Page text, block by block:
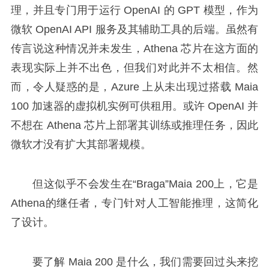
理，并且专门用于运行 OpenAI 的 GPT 模型，作为
微软 OpenAI API 服务及其辅助工具的后端。虽然有
传言说这种情况并未发生，Athena 芯片在这方面的
表现实际上并不出色，但我们对此并不太相信。然
而，令人疑惑的是，Azure 上从未出现过搭载 Maia
100 加速器的虚拟机实例可供租用。或许 OpenAI 并
不想在 Athena 芯片上部署其训练或推理任务，因此
微软才没有扩大其部署规模。
但这似乎不会发生在“Braga”Maia 200上，它是
Athena的继任者，专门针对人工智能推理，这简化
了设计。
要了解 Maia 200 是什么，我们需要回过头来挖